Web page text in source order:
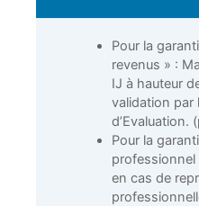
Pour la
revenus » :
IJ à hauteur
validation par
d’Evaluation.
Pour la
professionnel
en cas de